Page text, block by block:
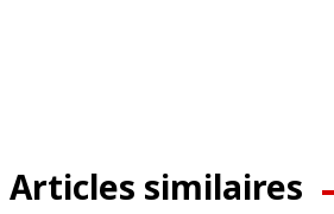
Articles similaires